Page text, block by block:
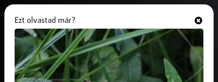
Az M3-as autópályán, a 171-es
Ezt olvastad már?